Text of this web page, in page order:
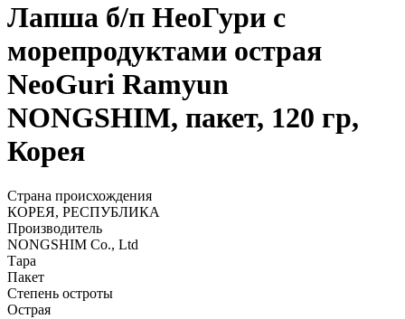
Лапша б/п НеоГури с
морепродуктами острая
NeoGuri Ramyun
NONGSHIM, пакет, 120 гр,
Корея
Страна происхождения
КОРЕЯ, РЕСПУБЛИКА
Производитель
NONGSHIM Co., Ltd
Тара
Пакет
Степень остроты
Острая